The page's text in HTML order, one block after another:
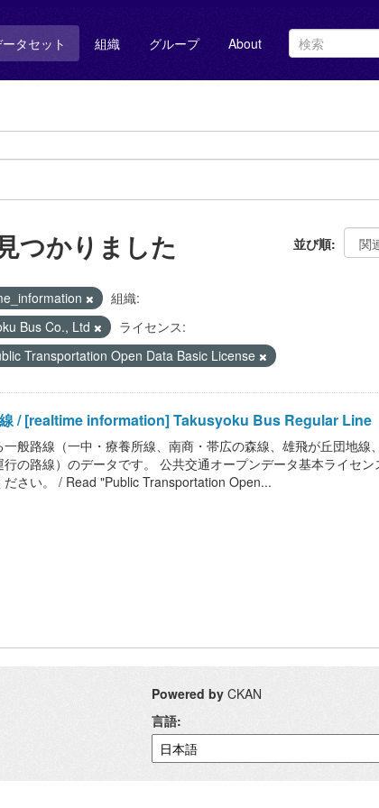
タセット 組織 グループ About
並び順
つかりました
組織:
Bus Co., Ltd
ライセンス:
Transportation Open Data Basic License
/ [realtime information] Takusyoku Bus Regular Line
般路線（一中・療養所線、南商・帯広の森線、雄飛が丘団地線
の路線）のデータです。 公共交通オープンデータ基本ライセン
さい。 / Read "Public Transportation Open...
Powered by CKAN
言語